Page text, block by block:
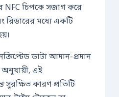
চিপকে সজাগ করে
মধ্যে একটি
ডাটা আদান-প্রদান
অনুযায়ী, এই
কারণ প্রতিটি